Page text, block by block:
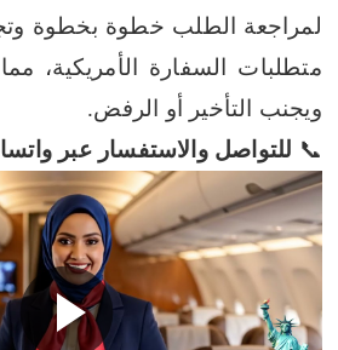
لمراجعة الطلب خطوة بخطوة
متطلبات السفارة الأمريكية،
ويجنب التأخير أو الرفض.
📞 للتواصل والاستفسار عبر واتساب: